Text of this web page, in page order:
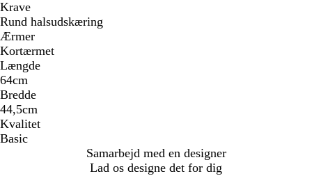
Krave
Rund halsudskæring
Ærmer
Kortærmet
Længde
64cm
Bredde
44,5cm
Kvalitet
Basic
Samarbejd med en designer
Lad os designe det for dig